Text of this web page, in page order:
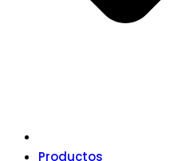
Productos